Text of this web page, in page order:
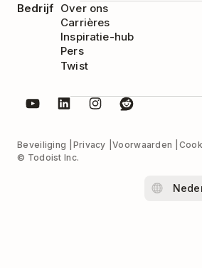
Bedrijf Over ons
Carrières
Inspiratie-hub
Pers
Twist
Beveiliging Privacy Voorwaarden
© Todoist Inc.